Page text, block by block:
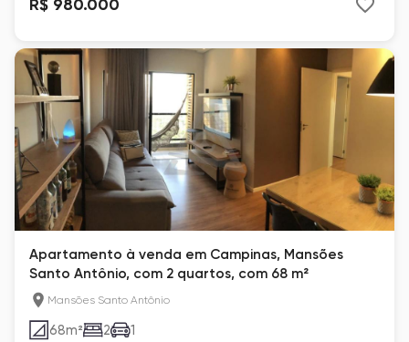
R$ 980.000
Apartamento à venda em Campinas, Mansões
Santo Antônio, com 2 quartos, com 68 m²
Mansões Santo Antônio
68m² 2 1